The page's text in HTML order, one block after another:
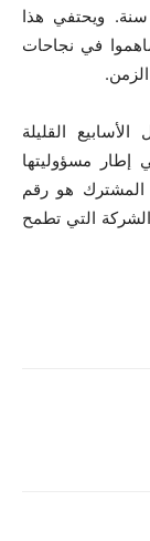
إلى أهم إنجازاتها والتزاماتها على مدى 100 سنة. ويحتفي هذا
في نجاحات
القليلة
إطار مسؤوليتها
المشترك هو رقم
التي تطمح